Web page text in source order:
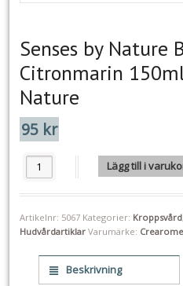
Senses by Nature
Citronmarin
Nature
95 kr
Senses by Nature Bastuhonung
Lägg till i
Artikelnr: 5067 Kategorier: Kroppsvård,
Hudvårdartiklar Varumärke: Crearome
Beskrivning